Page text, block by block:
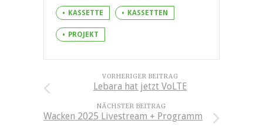
KASSETTE KASSETTEN
PROJEKT
VORHERIGER BEITRAG
Lebara hat jetzt VoLTE
NÄCHSTER BEITRAG
Wacken 2025 Livestream + Programm